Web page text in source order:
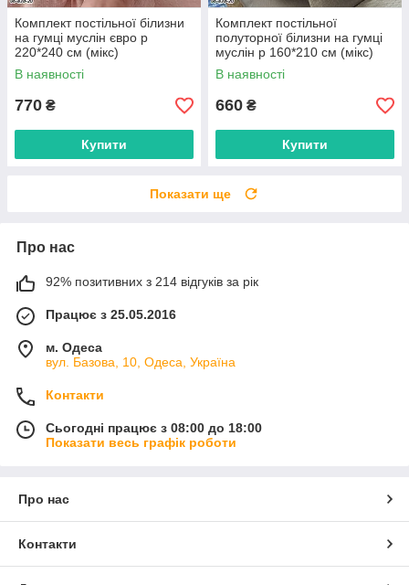
Комплект постільної білизни
на гумці муслін євро р
220*240 см (мікс)
"POSTELKA" недорого від
прямого постачальника
В наявності
770 ₴
Купити
Комплект постільної
полуторної білизни на гумці
муслін р 160*210 см (мікс)
"POSTELKA" недорого від
прямого постачальника
В наявності
660 ₴
Купити
Показати ще
Про нас
92% позитивних з 214 відгуків за рік
Працює з 25.05.2016
м. Одеса
вул. Базова, 10, Одеса, Україна
Контакти
Сьогодні працює з 08:00 до 18:00
Показати весь графік роботи
Про нас
Контакти